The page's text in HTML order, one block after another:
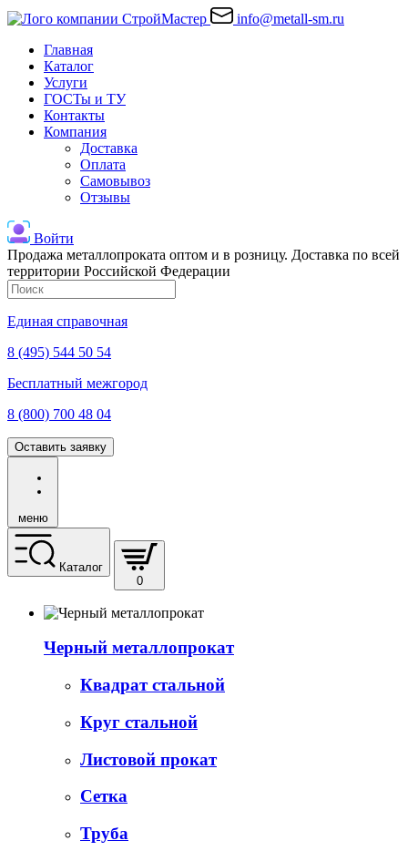
info@metall-sm.ru
Главная
Каталог
Услуги
ГОСТы и ТУ
Контакты
Компания
Доставка
Оплата
Самовывоз
Отзывы
Войти
Продажа металлопроката оптом и в розницу. Доставка по всей
территории Российской Федерации
Единая справочная
8 (495) 544 50 54
Бесплатный межгород
8 (800) 700 48 04
Оставить заявку
меню
Каталог
0
Черный металлопрокат
Квадрат стальной
Круг стальной
Листовой прокат
Сетка
Труба